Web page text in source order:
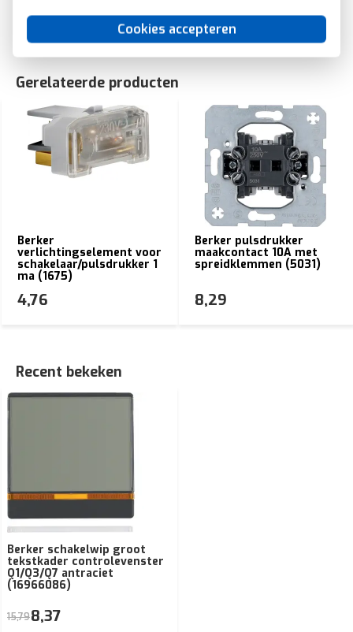
Cookies accepteren
Gerelateerde producten
Berker
verlichtingselement voor
schakelaar/pulsdrukker 1
ma (1675)
4,76
Berker pulsdrukker
maakcontact 10A met
spreidklemmen (5031)
8,29
Recent bekeken
Berker schakelwip groot
tekstkader controlevenster
Q1/Q3/Q7 antraciet
(16966086)
15,798,37